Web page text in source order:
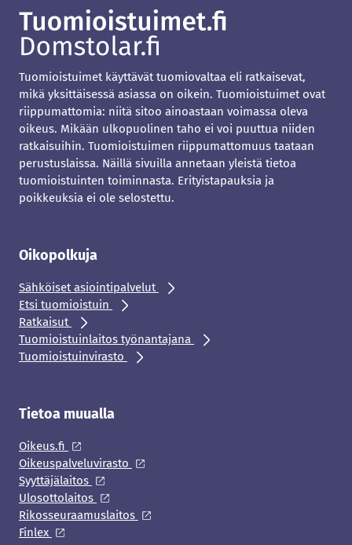
Tuomioistuimet käyttävät tuomiovaltaa eli ratkaisevat,
mikä yksittäisessä asiassa on oikein. Tuomioistuimet ovat
riippumattomia: niitä sitoo ainoastaan voimassa oleva
oikeus. Mikään ulkopuolinen taho ei voi puuttua niiden
ratkaisuihin. Tuomioistuimen riippumattomuus taataan
perustuslaissa. Näillä sivuilla annetaan yleistä tietoa
tuomioistuinten toiminnasta. Erityistapauksia ja
poikkeuksia ei ole selostettu.
Oikopolkuja
Sähköiset asiointipalvelut
Etsi tuomioistuin
Ratkaisut
Tuomioistuinlaitos työnantajana
Tuomioistuinvirasto
Tietoa muualla
Oikeus.fi
Oikeuspalveluvirasto
Syyttäjälaitos
Ulosottolaitos
Rikosseuraamuslaitos
Finlex